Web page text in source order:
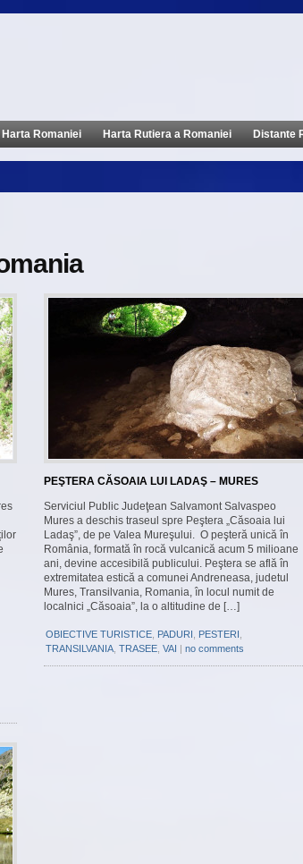
Harta Romaniei Harta Rutiera a Romaniei Distante
PEŞTERA CĂSOAIA LUI LADAŞ – MURES
Serviciul Public Judeţean Salvamont Salvaspeo
Mures a deschis traseul spre Peştera „Căsoaia lui
Ladaş”, de pe Valea Mureşului. O peşteră unică în
România, formată în rocă vulcanică acum 5 milioane
ani, devine accesibilă publicului. Peştera se află în
extremitatea estică a comunei Andreneasa, judetul
Mures, Transilvania, Romania, în locul numit de
localnici „Căsoaia”, la o altitudine de […]
OBIECTIVE TURISTICE PADURI PESTERI
TRANSILVANIA TRASEE VAI | no comments